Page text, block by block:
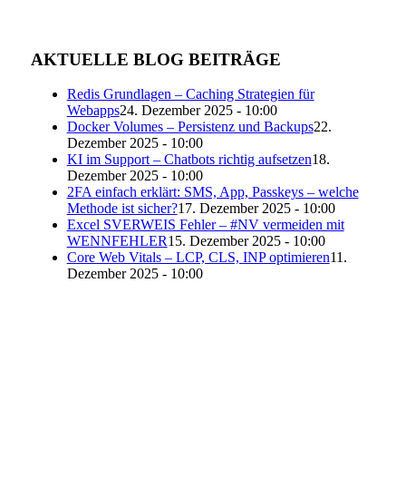
AKTUELLE BLOG BEITRÄGE
Redis Grundlagen – Caching Strategien für
Webapps24. Dezember 2025 - 10:00
Docker Volumes – Persistenz und Backups22.
Dezember 2025 - 10:00
KI im Support – Chatbots richtig aufsetzen18.
Dezember 2025 - 10:00
2FA einfach erklärt: SMS, App, Passkeys – welche
Methode ist sicher?17. Dezember 2025 - 10:00
Excel SVERWEIS Fehler – #NV vermeiden mit
WENNFEHLER15. Dezember 2025 - 10:00
Core Web Vitals – LCP, CLS, INP optimieren11.
Dezember 2025 - 10:00